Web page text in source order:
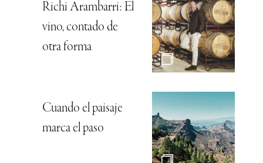
Richi Arambarri: El
vino, contado de
otra forma
Cuando el paisaje
marca el paso